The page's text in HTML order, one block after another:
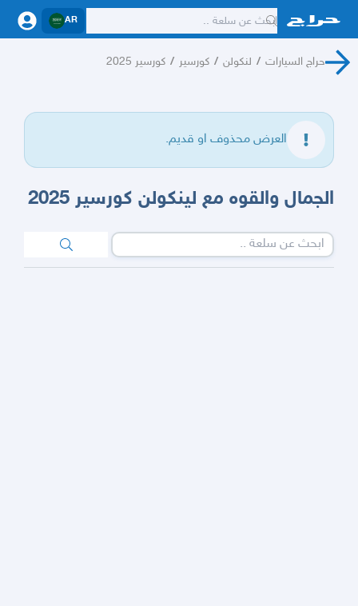
AR
حراج السيارات / لنكولن / كورسير / كورسير 2025
العرض محذوف او قديم.
الجمال والقوه مع لينكولن كورسير 2025